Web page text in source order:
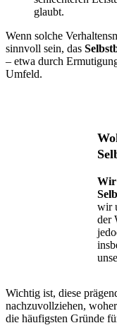
glaubt.
Wenn solche
sinnvoll sein, das
– etwa durch
Umfeld.
Wir
wir
der
Wichtig ist, diese
nachzuvollziehen,
die häufigsten Gründe